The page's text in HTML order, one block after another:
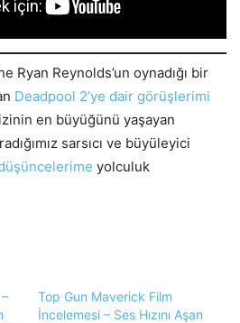
Ryan Reynolds’un oynadığı bir
Deadpool 2’ye dair görüşlerimi
en büyüğünü yaşayan
sarsıcı ve büyüleyici
yolculuk
Top Gun Maverick Film
İncelemesi – Ses Hızını Aşan